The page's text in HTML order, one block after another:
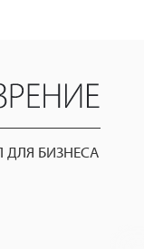
БИЗНЕСА